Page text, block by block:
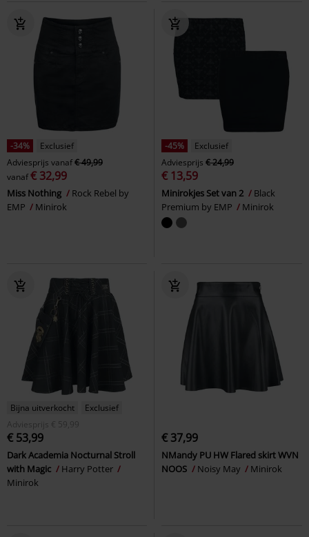
-34%
Exclusief
Adviesprijs vanaf€ 49,99
vanaf€ 32,99
Miss Nothing
Rock Rebel by
EMP
Minirok
-45%
Exclusief
Adviesprijs € 24,99
€ 13,59
Minirokjes Set van 2
Black
Premium by EMP
Minirok
Bijna uitverkocht
Exclusief
Adviesprijs
€ 59,99
€ 53,99
Dark Academia Nocturnal Stroll
with Magic
Harry Potter
Minirok
€ 37,99
NMandy PU HW Flared skirt WVN
NOOS
Noisy May Minirok